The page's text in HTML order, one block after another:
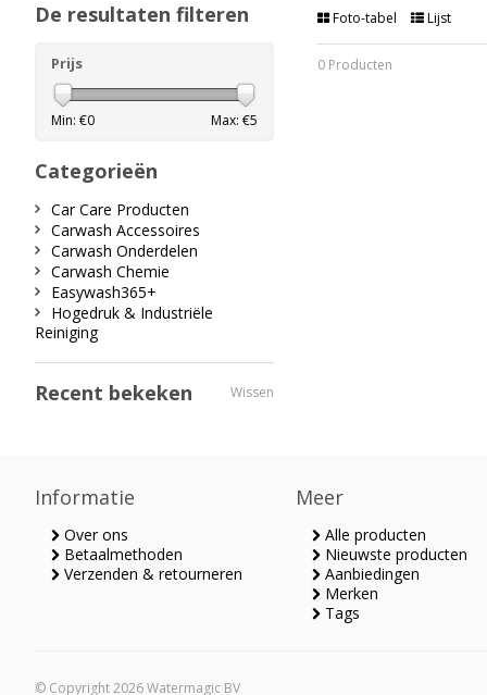
Foto-tabel Lijst
0 Producten
De resultaten filteren
Prijs
Min: €0 Max: €5
Categorieën
Car Care Producten
Carwash Accessoires
Carwash Onderdelen
Carwash Chemie
Easywash365+
Hogedruk & Industriële
Reiniging
Recent bekeken Wissen
Informatie
Over ons
Betaalmethoden
Verzenden & retourneren
Meer
Alle producten
Nieuwste producten
Aanbiedingen
Merken
Tags
© Copyright 2026 Watermagic BV